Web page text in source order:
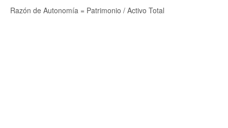
Razón de Autonomía = Patrimonio / Activo Total